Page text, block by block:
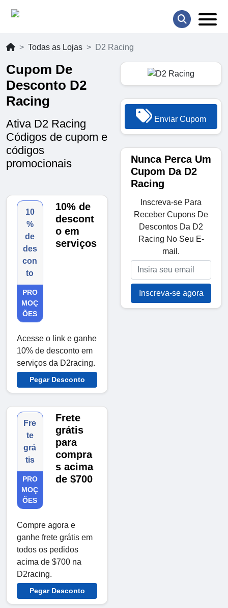
Todas as Lojas D2 Racing
Cupom De
Desconto D2
Racing
Ativa D2 Racing
Códigos de cupom e
códigos
promocionais
10
%
de
des
con
to
PRO
MOÇ
ÕES
10% de
descont
o em
serviços
Acesse o link e ganhe
10% de desconto em
serviços da D2racing.
Pegar Desconto
Fre
te
grá
tis
PRO
MOÇ
ÕES
Frete
grátis
para
compra
s acima
de $700
Compre agora e
ganhe frete grátis em
todos os pedidos
acima de $700 na
D2racing.
Pegar Desconto
Enviar Cupom
Nunca Perca Um
Cupom Da D2
Racing
Inscreva-se Para
Receber Cupons De
Descontos Da D2
Racing No Seu E-
mail.
Inscreva-se agora